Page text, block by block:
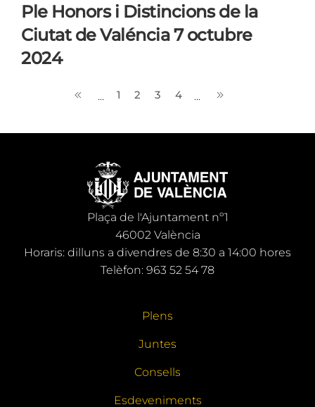
Ple Honors i Distincions de la
Ciutat de Valéncia 7 octubre
2024
... 1 2 3 4 ...
Plaça de l'Ajuntament nº1
46002 València
Horaris: dilluns a divendres de 8:30 a 14:00 hores
Telèfon: 963 52 54 78
Plens
Juntes
Consells
Esdeveniments